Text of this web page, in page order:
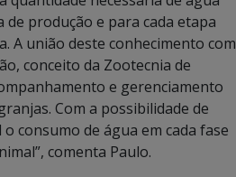
de produção e para cada etapa
A união deste conhecimento com
conceito da Zootecnia de
e gerenciamento
Com a possibilidade de
consumo de água em cada fase
comenta Paulo.